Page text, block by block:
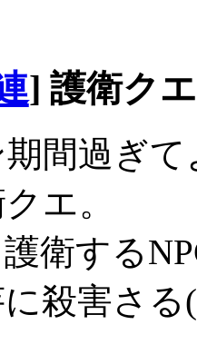
] 護衛ク
期間過ぎ
エ。
衛する
殺害さる